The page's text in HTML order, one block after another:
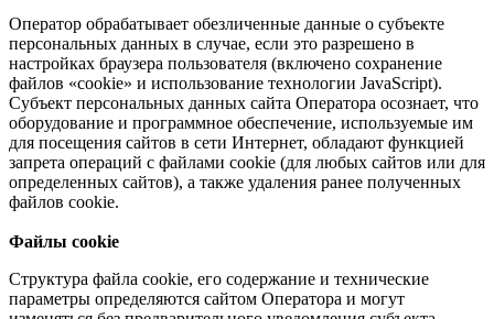
Оператор обрабатывает обезличенные данные о субъекте
персональных данных в случае, если это разрешено в
настройках браузера пользователя (включено сохранение
файлов «cookie» и использование технологии JavaScript).
Субъект персональных данных сайта Оператора осознает, что
оборудование и программное обеспечение, используемые им
для посещения сайтов в сети Интернет, обладают функцией
запрета операций с файлами cookie (для любых сайтов или для
определенных сайтов), а также удаления ранее полученных
файлов cookie.
Файлы cookie
Структура файла cookie, его содержание и технические
параметры определяются сайтом Оператора и могут